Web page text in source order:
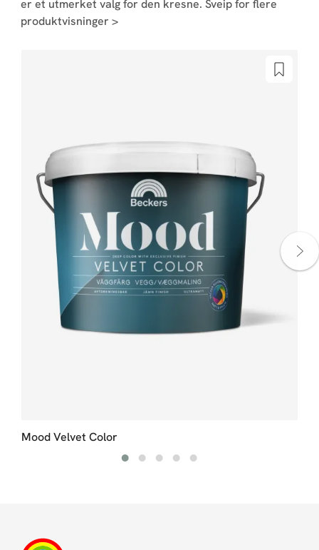
er et utmerket valg for den kresne. Sveip for flere
produktvisninger >
Mood Velvet Color